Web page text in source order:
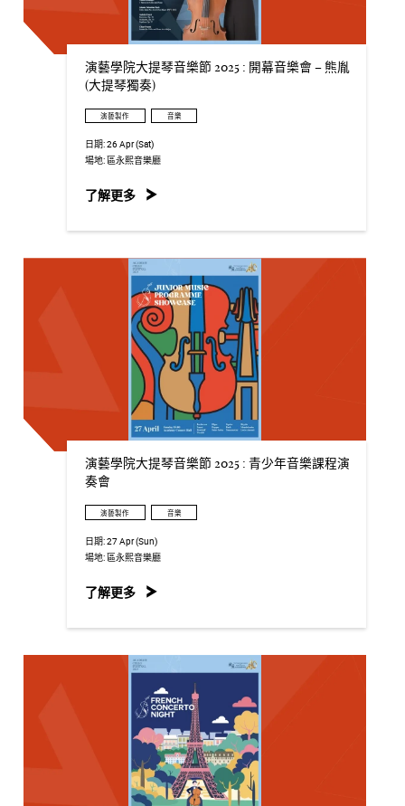
演藝學院大提琴音樂節 2025 : 開幕音樂會 – 熊胤
(大提琴獨奏)
演藝製作 音樂
日期:26 Apr (Sat)
場地:區永熙音樂廳
了解更多
演藝學院大提琴音樂節 2025 : 青少年音樂課程演
奏會
演藝製作 音樂
日期:27 Apr (Sun)
場地:區永熙音樂廳
了解更多